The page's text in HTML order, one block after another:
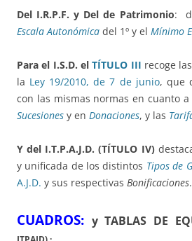
Del I.R.P.F. y Del de Patrimonio:
Escala Autonómica del 1º y el Mínimo
Para el I.S.D. elTÍTULO III recoge
la Ley 19/2010, de 7 de junio, que
con las mismas normas en cuanto a
Sucesiones y en Donaciones, y las
Y del I.T.P.A.J.D. (TÍTULO IV)
y unificada de los distintos Tipos de
A.J.D. y sus respectivas Bonificaciones.
CUADROS: y TABLAS DE